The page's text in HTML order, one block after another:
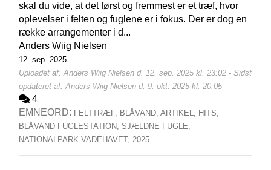
skal du vide, at det først og fremmest er et træf, hvor
oplevelser i felten og fuglene er i fokus. Der er dog en
række arrangementer i d...
Anders Wiig Nielsen
12. sep. 2025
Uploadet af: Anders Wiig Nielsen d. 12. sep. 2025 kl. 23:02 - Sidst
opdateret af: Anders Wiig Nielsen d. 9. okt. 2025 kl. 20:05
4
EMNEORD: FELTTRÆF, BLÅVAND, ARTIKEL, HITS,
BLÅVAND FUGLESTATION, SJÆLDNE FUGLE,
NATIONALPARK VADEHAVET, 2025